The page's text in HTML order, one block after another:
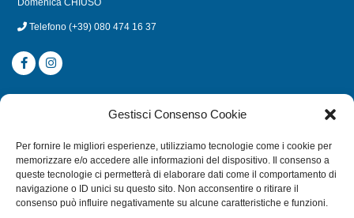
Gestisci Consenso Cookie
Per fornire le migliori esperienze, utilizziamo tecnologie come i cookie per
memorizzare e/o accedere alle informazioni del dispositivo. Il consenso a
queste tecnologie ci permetterà di elaborare dati come il comportamento di
navigazione o ID unici su questo sito. Non acconsentire o ritirare il
consenso può influire negativamente su alcune caratteristiche e funzioni.
Domenica CHIUSO
Telefono (+39) 080 474 16 37
CATEGORIE
MULINELLI
CANNE
ACCESSORI NAUTICI